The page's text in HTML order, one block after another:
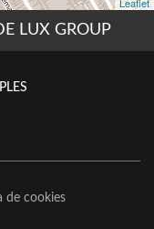
LUX GROUP
de cookies